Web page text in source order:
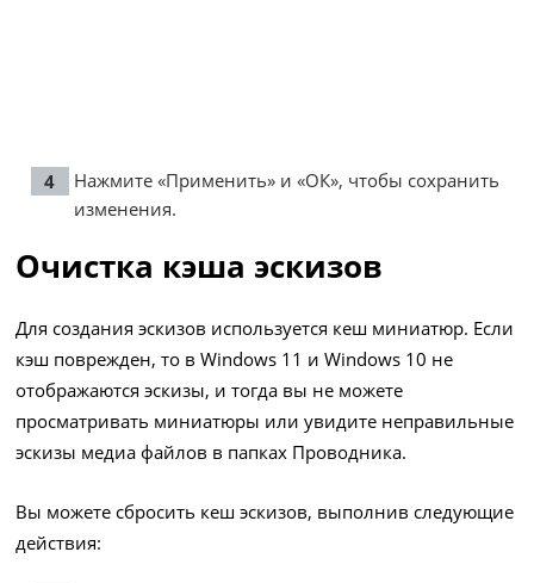
Нажмите «Применить» и «ОК», чтобы сохранить
изменения.
Очистка кэша эскизов
Для создания эскизов используется кеш миниатюр. Если
кэш поврежден, то в Windows 11 и Windows 10 не
отображаются эскизы, и тогда вы не можете
просматривать миниатюры или увидите неправильные
эскизы медиа файлов в папках Проводника.
Вы можете сбросить кеш эскизов, выполнив следующие
действия: